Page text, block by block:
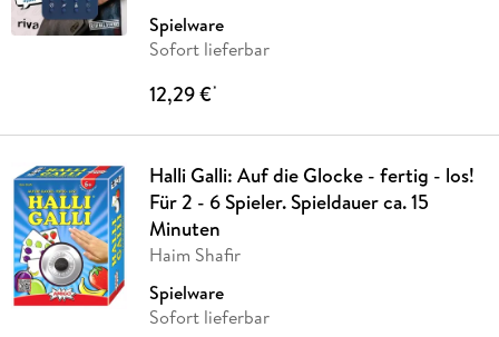
Spielware
Sofort lieferbar
12,29 €*
Halli Galli: Auf die Glocke - fertig - los!
Für 2 - 6 Spieler. Spieldauer ca. 15
Minuten
Haim Shafir
Spielware
Sofort lieferbar